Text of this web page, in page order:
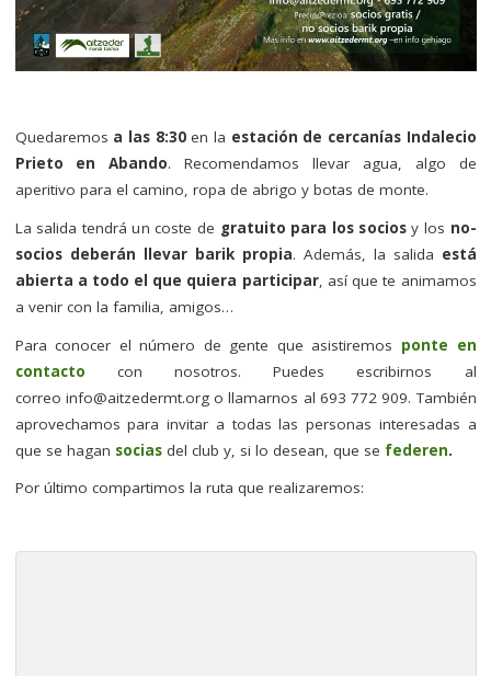
Quedaremos a las 8:30en la estación de cercanías Indalecio
Prieto en Abando. Recomendamos llevar agua, algo de
aperitivo para el camino, ropa de abrigo y botas de monte.
La salida tendrá un coste de gratuito para los sociosy los no-
socios deberán llevar barik propia. Además, la salida está
abierta a todo el que quiera participar, así que te animamos
a venir con la familia, amigos…
Para conocer el número de gente que asistiremos ponte en
contacto
con nosotros. Puedes escribirnos al
correo info@aitzedermt.orgo llamarnos al 693 772 909. También
aprovechamos para invitar a todas las personas interesadas a
que se hagan socias del club y, si lo desean, que se federen.
Por último compartimos la ruta que realizaremos: